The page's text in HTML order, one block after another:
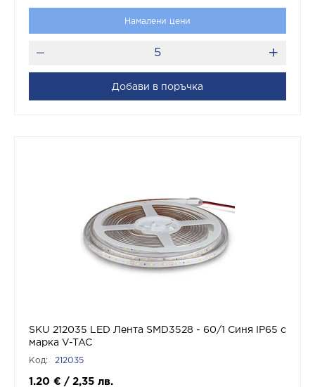
Намалени цени
Добави в поръчка
SKU 212035 LED Лента SMD3528 - 60/1 Синя IP65 с
марка V-TAC
Код: 212035
1.20 € / 2,35 лв.